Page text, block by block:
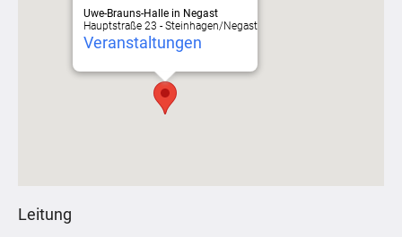
Uwe-Brauns-Halle in Negast
Hauptstraße 23 - Steinhagen/Negast
Veranstaltungen
Leitung